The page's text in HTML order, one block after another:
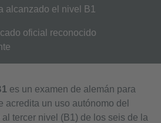
alcanzado el nivel B1
oficial reconocido
es un examen de alemán para
acredita un uso autónomo del
tercer nivel (B1) de los seis de la